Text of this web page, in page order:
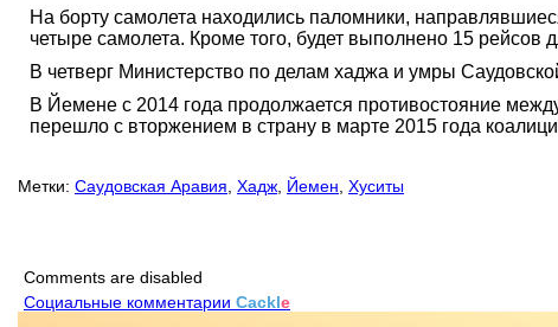
На борту самолета находились паломники,
четыре самолета. Кроме того, будет выполнено 15
В четверг Министерство по делам хаджа и умры
В Йемене с 2014 года продолжается противостояние
перешло с вторжением в страну в марте 2015 года
Метки: Саудовская Аравия Хадж Йемен Хуситы
Comments are disabled
Социальные комментарии Cackle